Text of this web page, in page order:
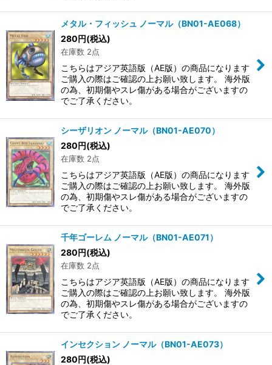
メタル・フィッシュ ノーマル（BN01-AE068）
280円(税込)
在庫数 2点
こちらはアジア英語版（AE版）の商品になります
ご購入の際はご確認の上お願い致します。 海外版
の為、初期傷やスレ傷がある場合がございますの
でご了承ください。
シーザリオン ノーマル（BN01-AE070）
280円(税込)
在庫数 2点
こちらはアジア英語版（AE版）の商品になります
ご購入の際はご確認の上お願い致します。 海外版
の為、初期傷やスレ傷がある場合がございますの
でご了承ください。
千年ゴーレム ノーマル（BN01-AE071）
280円(税込)
在庫数 2点
こちらはアジア英語版（AE版）の商品になります
ご購入の際はご確認の上お願い致します。 海外版
の為、初期傷やスレ傷がある場合がございますの
でご了承ください。
インセクション ノーマル（BN01-AE073）
280円(税込)